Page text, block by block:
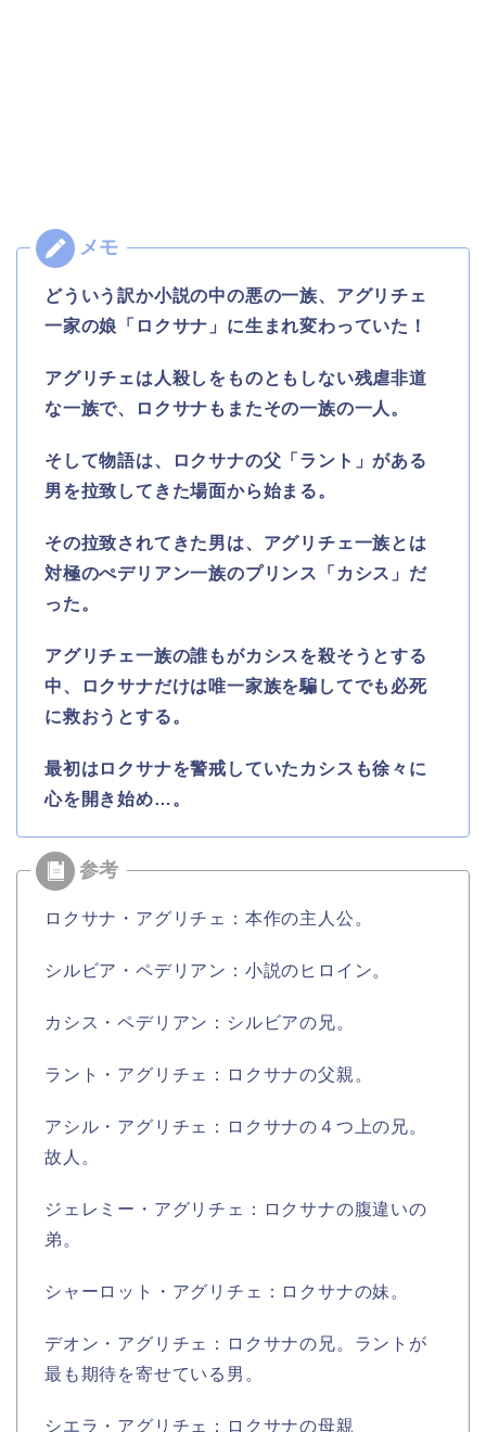
どういう訳か小説の中の悪の一族、アグリチェ
一家の娘「ロクサナ」に生まれ変わっていた！
アグリチェは人殺しをものともしない残虐非道
な一族で、ロクサナもまたその一族の一人。
そして物語は、ロクサナの父「ラント」がある
男を拉致してきた場面から始まる。
その拉致されてきた男は、アグリチェ一族とは
対極のぺデリアン一族のプリンス「カシス」だ
った。
アグリチェ一族の誰もがカシスを殺そうとする
中、ロクサナだけは唯一家族を騙してでも必死
に救おうとする。
最初はロクサナを警戒していたカシスも徐々に
心を開き始め…。
ロクサナ・アグリチェ：本作の主人公。
シルビア・ペデリアン：小説のヒロイン。
カシス・ペデリアン：シルビアの兄。
ラント・アグリチェ：ロクサナの父親。
アシル・アグリチェ：ロクサナの４つ上の兄。
故人。
ジェレミー・アグリチェ：ロクサナの腹違いの
弟。
シャーロット・アグリチェ：ロクサナの妹。
デオン・アグリチェ：ロクサナの兄。ラントが
最も期待を寄せている男。
シエラ・アグリチェ：ロクサナの母親